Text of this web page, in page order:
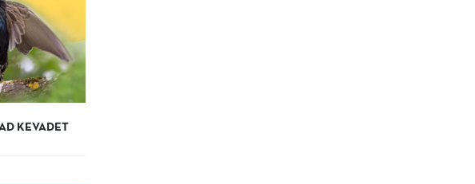
KEVADET